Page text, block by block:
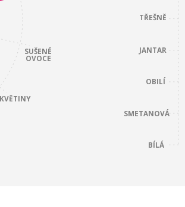
TŘEŠNĚ
JANTAR
OBILÍ
SMETANOVÁ
BÍLÁ
SUŠENÉ
OVOCE
KVĚTINY